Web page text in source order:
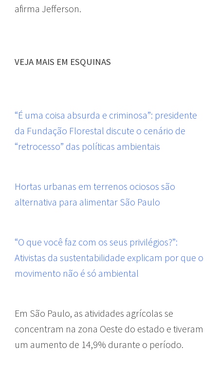
afirma Jefferson.
VEJA MAIS EM ESQUINAS
“É uma coisa absurda e criminosa”: presidente
da Fundação Florestal discute o cenário de
“retrocesso” das políticas ambientais
Hortas urbanas em terrenos ociosos são
alternativa para alimentar São Paulo
“O que você faz com os seus privilégios?”:
Ativistas da sustentabilidade explicam por que o
movimento não é só ambiental
Em São Paulo, as atividades agrícolas se
concentram na zona Oeste do estado e tiveram
um aumento de 14,9% durante o período.